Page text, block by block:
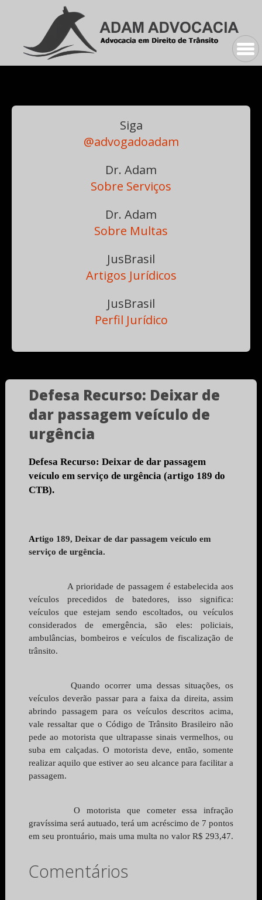
Siga
@advogadoadam
Dr. Adam
Sobre Serviços
Dr. Adam
Sobre Multas
JusBrasil
Artigos Jurídicos
JusBrasil
Perfil Jurídico
Defesa Recurso: Deixar de
dar passagem veículo de
urgência
Defesa Recurso: Deixar de dar passagem
veículo em serviço de urgência (artigo 189 do
CTB).
Artigo 189, Deixar de dar passagem veículo em
serviço de urgência.
A prioridade de passagem é estabelecida aos
veículos precedidos de batedores, isso significa:
veículos que estejam sendo escoltados, ou veículos
considerados de emergência, são eles: policiais,
ambulâncias, bombeiros e veículos de fiscalização de
trânsito.
Quando ocorrer uma dessas situações, os
veículos deverão passar para a faixa da direita, assim
abrindo passagem para os veículos descritos acima,
vale ressaltar que o Código de Trânsito Brasileiro não
pede ao motorista que ultrapasse sinais vermelhos, ou
suba em calçadas. O motorista deve, então, somente
realizar aquilo que estiver ao seu alcance para facilitar a
passagem.
O motorista que cometer essa infração
gravíssima será autuado, terá um acréscimo de 7 pontos
em seu prontuário, mais uma multa no valor R$ 293,47.
Comentários